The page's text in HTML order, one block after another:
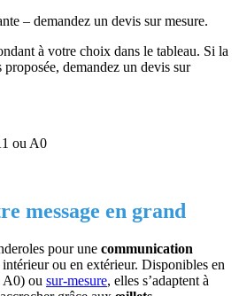
– demandez un devis sur mesure.
à votre choix dans le tableau. Si la
proposée, demandez un devis sur
ou A0
message en grand
pour une communication
intérieur ou en extérieur. Disponibles en
A0) ou sur-mesure, elles s’adaptent à